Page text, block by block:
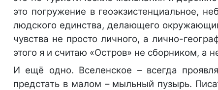
это погружение в геоэкзистенциальное,
людского единства, делающего
чувства не просто личного, а лично-
этого я и считаю «Остров» не сборником, а
И ещё одно. Вселенское – всегда
предстать в малом – мыльный пузырь.